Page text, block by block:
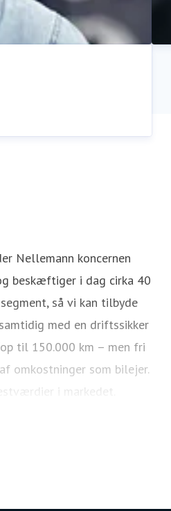
Nellemann koncernen
beskæftiger i dag cirka 40
så vi kan tilbyde
med en driftssikker
til 150.000 km – men fri
omkostninger som bilejer.
i markedet.